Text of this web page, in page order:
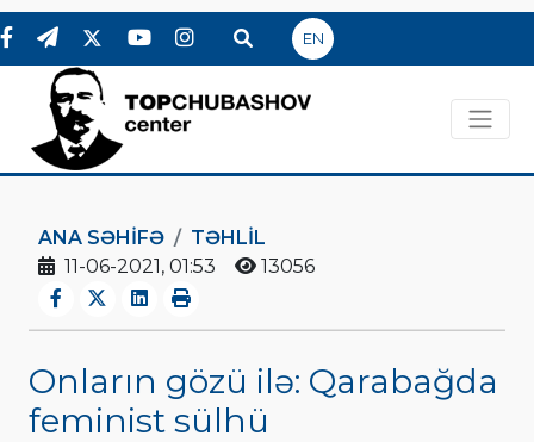
EN
ANA SƏHIFƏ
TƏHLİL
11-06-2021, 01:53
13056
Onların gözü ilə: Qarabağda
feminist sülhü